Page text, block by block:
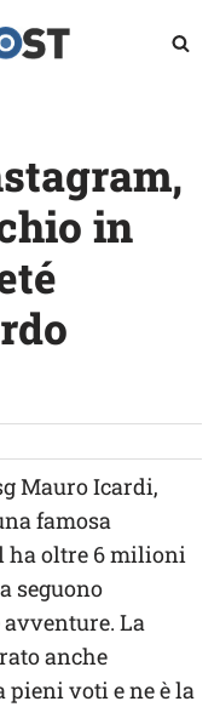
in
Mauro Icardi,
famosa
ha oltre 6 milioni
seguono
La
anche
pieni voti e ne è la